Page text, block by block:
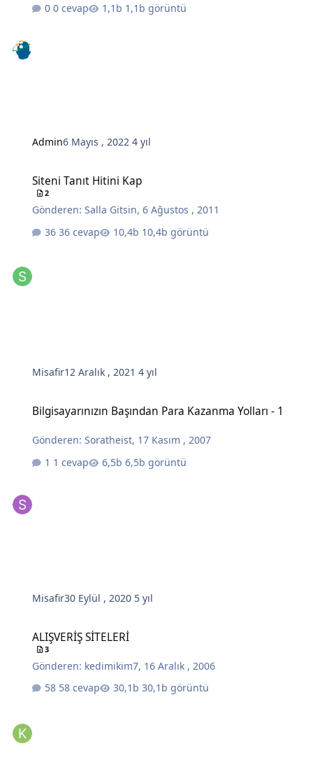
0 cevap
1,1b görüntü
Admin6 Mayıs , 20224 yıl
Siteni Tanıt Hitini Kap
2
Gönderen:Salla Gitsin,6 Ağustos , 2011
36 cevap
10,4b görüntü
Misafir12 Aralık , 20214 yıl
Bilgisayarınızın Başından Para Kazanma Yolları - 1
Gönderen:Soratheist, 17 Kasım , 2007
1 cevap
6,5b görüntü
Misafir30 Eylül , 2020 5 yıl
ALIŞVERİŞ SİTELERİ
3
Gönderen: kedimikim7, 16 Aralık , 2006
58 cevap
30,1b görüntü